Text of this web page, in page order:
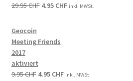
29.95CHF 4.95 CHF inkl. MWSt.
Geocoin
Meeting Friends
2017
aktiviert
9.95CHF 4.95 CHF inkl. MWSt.